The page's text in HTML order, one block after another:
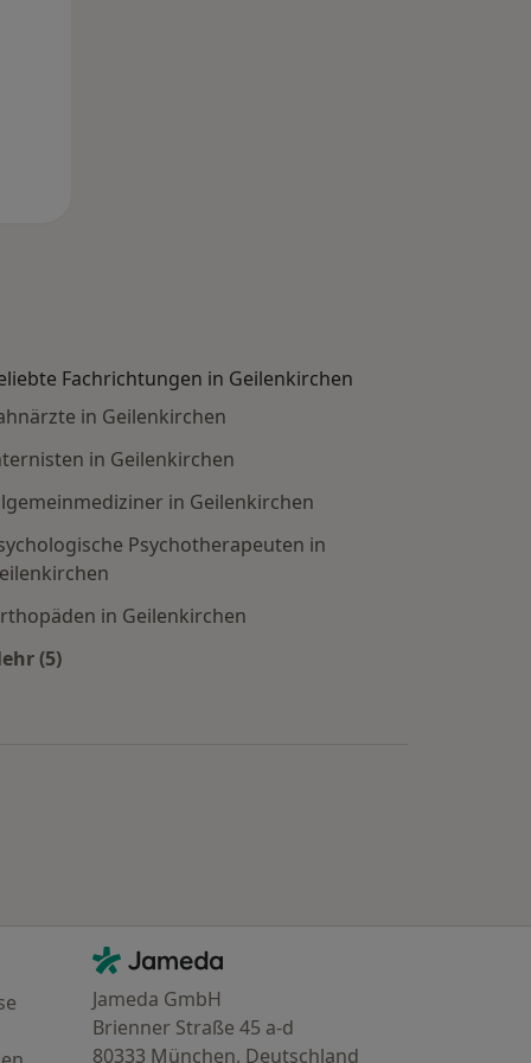
Fachrichtungen in Geilenkirchen
in Geilenkirchen
in Geilenkirchen
in Geilenkirchen
Psychotherapeuten in
in Geilenkirchen
(5)
Kontakt
Jameda - Startseite
Jameda GmbH
Brienner Straße 45 a-d
80333 München, Deutschland